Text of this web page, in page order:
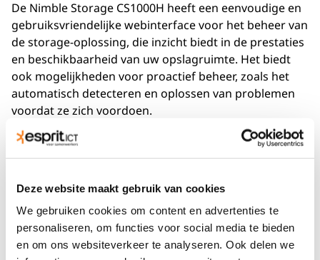
Deze website maakt gebruik van cookies
We gebruiken cookies om content en advertenties te
personaliseren, om functies voor social media te bieden
en om ons websiteverkeer te analyseren. Ook delen we
De Nimble Storage CS1000H heeft een eenvoudige en
gebruiksvriendelijke webinterface voor het beheer van
de storage-oplossing, die inzicht biedt in de prestaties
en beschikbaarheid van uw opslagruimte. Het biedt
ook mogelijkheden voor proactief beheer, zoals het
automatisch detecteren en oplossen van problemen
voordat ze zich voordoen.
Met de Nimble Storage CS1000H ben je verzekerd van
een schaalbare, betrouwbare en gebruiksvriendelijke
bedrijfsgegevens garandeert en kan bijdragen aan de
groei van uw bedrijf.
Dit krijg je helemaal gratis wanneer je storage en
back-up huurt bij Esprit ICT: